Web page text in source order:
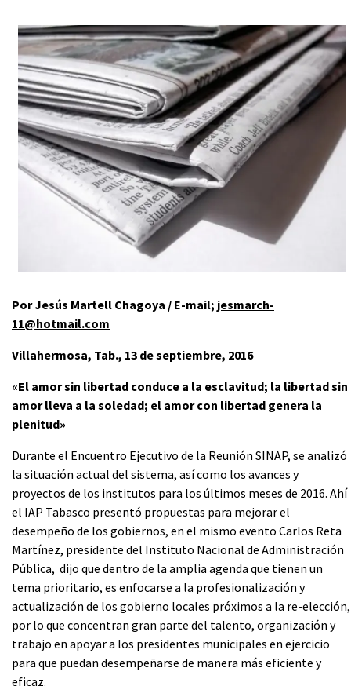
Por Jesús Martell Chagoya / E-mail; jesmarch-
11@hotmail.com
Villahermosa, Tab., 13 de septiembre, 2016
«El amor sin libertad conduce a la esclavitud; la libertad sin
amor lleva a la soledad; el amor con libertad genera la
plenitud»
Durante el Encuentro Ejecutivo de la Reunión SINAP, se analizó
la situación actual del sistema, así como los avances y
proyectos de los institutos para los últimos meses de 2016. Ahí
el IAP Tabasco presentó propuestas para mejorar el
desempeño de los gobiernos, en el mismo evento Carlos Reta
Martínez, presidente del Instituto Nacional de Administración
Pública, dijo que dentro de la amplia agenda que tienen un
tema prioritario, es enfocarse a la profesionalización y
actualización de los gobierno locales próximos a la re-elección,
por lo que concentran gran parte del talento, organización y
trabajo en apoyar a los presidentes municipales en ejercicio
para que puedan desempeñarse de manera más eficiente y
eficaz.